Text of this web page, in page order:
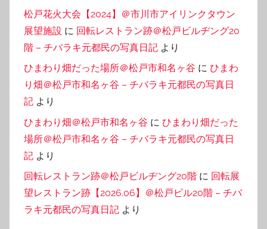
松戸花火大会【2024】＠市川市アイリンクタウン
展望施設 に 回転レストラン跡＠松戸ビルヂング20
階 – チバラキ元都民の写真日記 より
ひまわり畑だった場所＠松戸市和名ヶ谷 に ひまわ
り畑＠松戸市和名ヶ谷 – チバラキ元都民の写真日
記 より
ひまわり畑＠松戸市和名ヶ谷 に ひまわり畑だった
場所＠松戸市和名ヶ谷 – チバラキ元都民の写真日
記 より
回転レストラン跡＠松戸ビルヂング20階 に 回転展
望レストラン跡【2026.06】＠松戸ビル20階 – チバ
ラキ元都民の写真日記 より